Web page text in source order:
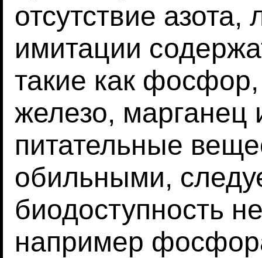
отсутствие
имитации
такие как
железо, марганец
питательные
обильными,
биодоступность
например